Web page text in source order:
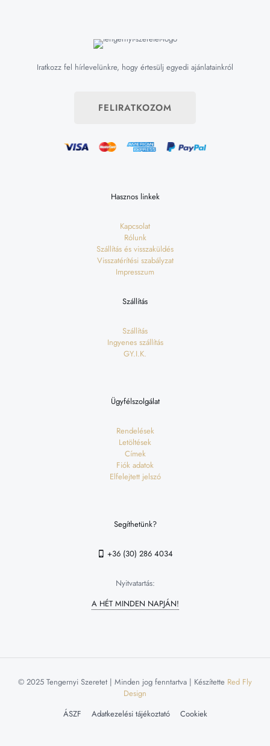
Iratkozz fel hírlevelünkre, hogy értesülj egyedi ajánlatainkról
FELIRATKOZOM
Hasznos linkek
Kapcsolat
Rólunk
Szállítás és visszaküldés
Visszatérítési szabályzat
Impresszum
Szállítás
Szállítás
Ingyenes szállítás
GY.I.K.
Ügyfélszolgálat
Rendelések
Letöltések
Címek
Fiók adatok
Elfelejtett jelszó
Segíthetünk?
+36 (30) 286 4034
Nyitvatartás:
A HÉT MINDEN NAPJÁN!
© 2025 Tengernyi Szeretet | Minden jog fenntartva | Készítette Red Fly
Design
ÁSZF
Adatkezelési tájékoztató Cookiek